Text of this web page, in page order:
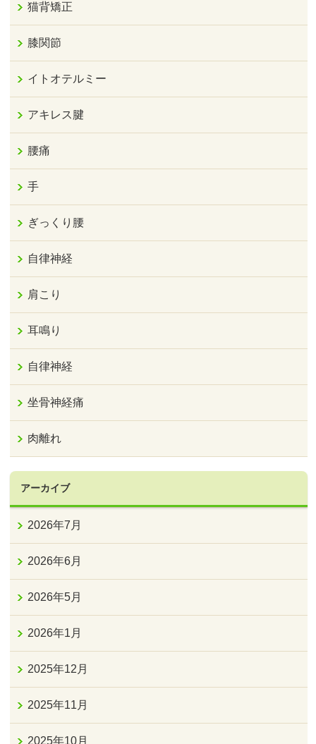
猫背矯正
膝関節
イトオテルミー
アキレス腱
腰痛
手
ぎっくり腰
自律神経
肩こり
耳鳴り
自律神経
坐骨神経痛
肉離れ
アーカイブ
2026年7月
2026年6月
2026年5月
2026年1月
2025年12月
2025年11月
2025年10月